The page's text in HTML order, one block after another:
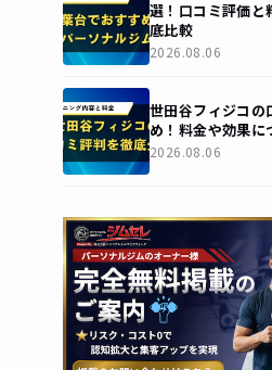
選！口コミ評価と
底比較
2026.08.06
世田谷フィジコの
め！料金や効果に
2026.08.06